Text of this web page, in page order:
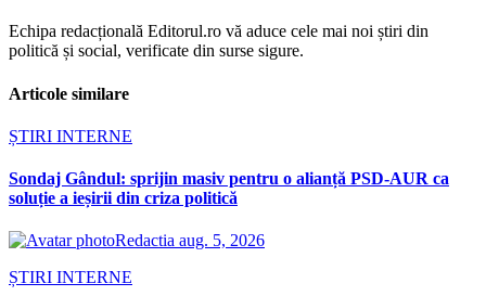
Echipa redacțională Editorul.ro vă aduce cele mai noi știri din
politică și social, verificate din surse sigure.
Articole similare
ȘTIRI INTERNE
Sondaj Gândul: sprijin masiv pentru o alianță PSD-AUR ca
soluție a ieșirii din criza politică
Redactia aug. 5, 2026
ȘTIRI INTERNE